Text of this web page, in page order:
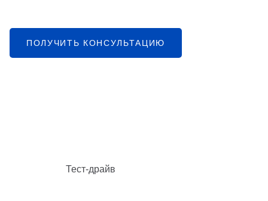
ПОЛУЧИТЬ КОНСУЛЬТАЦИЮ
Тест-драйв